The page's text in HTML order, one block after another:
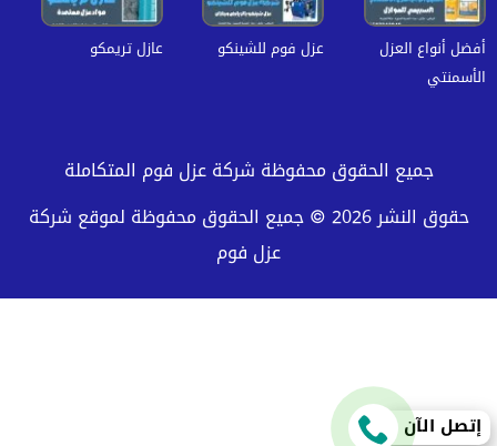
أفضل أنواع العزل
الأسمنتي
عزل فوم للشينكو عازل تريمكو
جميع الحقوق محفوظة شركة عزل فوم المتكاملة
حقوق النشر 2026 © جميع الحقوق محفوظة لموقع شركة
عزل فوم
إتصل الآن